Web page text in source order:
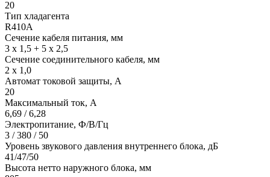
20
Тип хладагента
R410A
Сечение кабеля питания, мм
3 х 1,5 + 5 х 2,5
Сечение соединительного кабеля, мм
2 х 1,0
Автомат токовой защиты, A
20
Максимальный ток, А
6,69 / 6,28
Электропитание, Ф/В/Гц
3 / 380 / 50
Уровень звукового давления внутреннего блока, дБ
41/47/50
Высота нетто наружного блока, мм